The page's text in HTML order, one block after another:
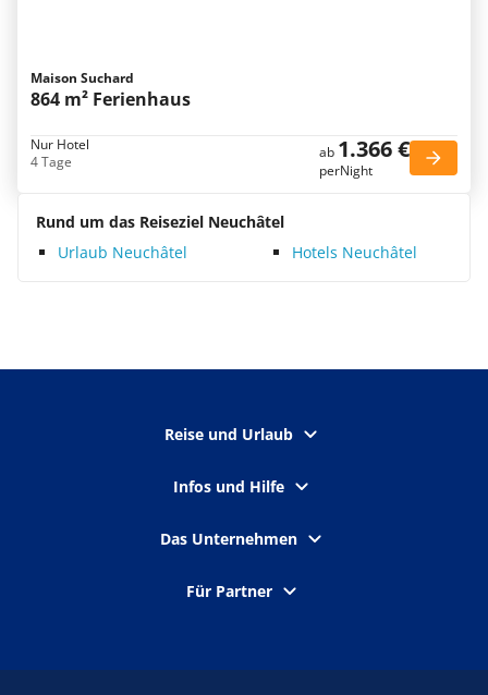
Maison Suchard
864 m² Ferienhaus
Nur Hotel
4 Tage
ab 1.366 €
perNight
Rund um das Reiseziel Neuchâtel
Urlaub Neuchâtel
Hotels Neuchâtel
Reise und Urlaub
Infos und Hilfe
Das Unternehmen
Für Partner